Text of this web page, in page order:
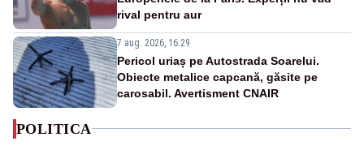
rival pentru aur
7 aug. 2026, 16:29
Pericol uriaș pe Autostrada Soarelui.
Obiecte metalice capcană, găsite pe
carosabil. Avertisment CNAIR
POLITICA